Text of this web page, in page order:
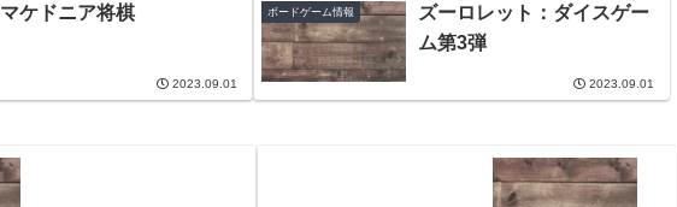
マケドニア将棋
2023.09.01
ボードゲーム情報
ズーロレット：ダイスゲー
ム第3弾
2023.09.01